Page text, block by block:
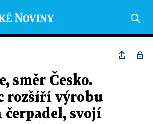
směr Česko.
rozšíří výrobu
čerpadel, svojí